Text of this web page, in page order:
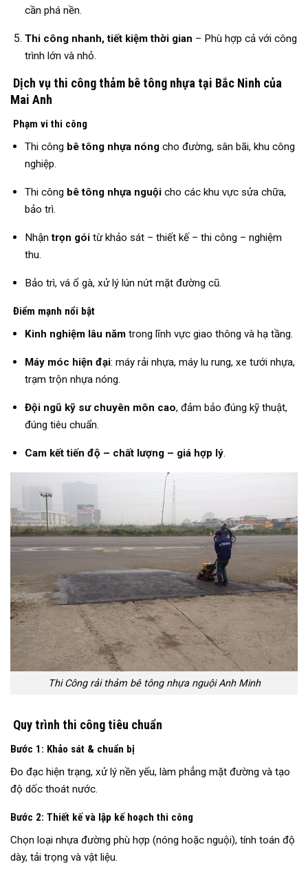
cần phá nền.
Thi công nhanh, tiết kiệm thời gian – Phù hợp cả với công
trình lớn và nhỏ.
Dịch vụ thi công thảm bê tông nhựa tại Bắc Ninh của
Mai Anh
Phạm vi thi công
Thi công bê tông nhựa nóngcho đường, sân bãi, khu công
nghiệp.
Thi công bê tông nhựa nguộicho các khu vực sửa chữa,
bảo trì.
Nhậntrọn góitừ khảo sát – thiết kế – thi công – nghiệm
thu.
Bảo trì, vá ổ gà, xử lý lún nứt mặt đường cũ.
Điểm mạnh nổi bật
Kinh nghiệm lâu nămtrong lĩnh vực giao thông và hạ tầng.
Máy móc hiện đại: máy rải nhựa, máy lu rung, xe tưới nhựa,
trạm trộn nhựa nóng.
Đội ngũ kỹ sư chuyên môn cao, đảm bảo đúng kỹ thuật,
đúng tiêu chuẩn.
Cam kết tiến độ – chất lượng – giá hợp lý.
Thi Công rải thảm bê tông nhựa nguội Anh Minh
Quy trình thi công tiêu chuẩn
Bước 1: Khảo sát & chuẩn bị
Đo đạc hiện trạng, xử lý nền yếu, làm phẳng mặt đường và tạo
độ dốc thoát nước.
Bước 2: Thiết kế và lập kế hoạch thi công
Chọn loại nhựa đường phù hợp (nóng hoặc nguội), tính toán độ
dày, tải trọng và vật liệu.